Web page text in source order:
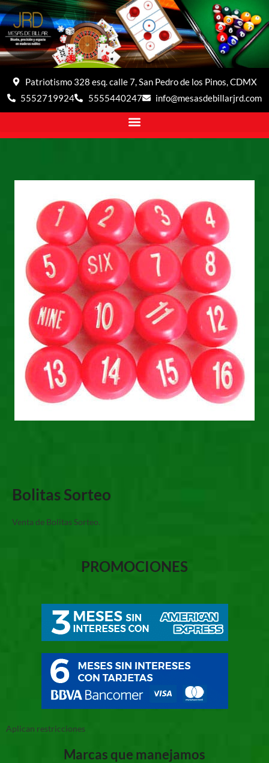
Patriotismo 328 esq. calle 7, San Pedro de los Pinos, CDMX
5552719924
5555440247 info@mesasdebillarjrd.com
Bolitas Sorteo
Venta de Bolitas Sorteo.
PROMOCIONES
Aplican restricciones
Marcas que manejamos